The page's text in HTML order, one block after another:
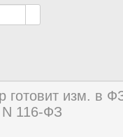
готовит изм. в
116-ФЗ